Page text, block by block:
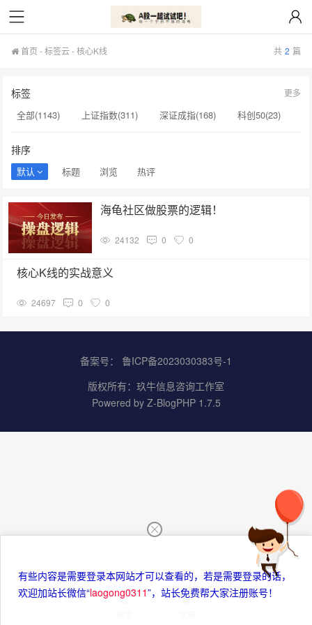
首页 -标签云- 核心K线 共 2 篇
标签
全部(1143) 上证指数(311) 深证成指(168)
科创50(23)
macd(12)
创新药(11) 寒武纪(10)
海兴电力(1)
中国科转(1) 倍益康(1)
亚翔集成(1)
可转债(1)
国新健康(1)
更多
排序
默认 标题 浏览 热评
海龟社区做股票的逻辑！
24132 0 0
核心K线的实战意义
24697 0 0
备案号： 鲁ICP备2023030383号-1
版权所有： 玖牛信息咨询工作室
Powered by Z-BlogPHP 1.7.5
有些内容是需要登录本网站才可以查看的，若是需要登录的话，
欢迎加站长微信“laogong0311”，站长免费帮大家注册账号！